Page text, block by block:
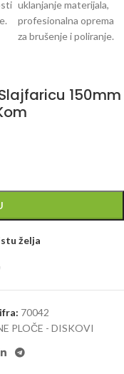
150mm
želja
70042
PLOČE - DISKOVI